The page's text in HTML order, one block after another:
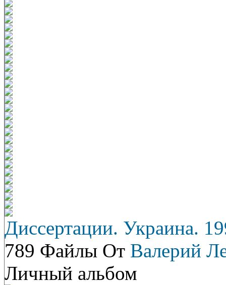
Диссертации. Украина.
789 Файлы От Валерий
Личный альбом